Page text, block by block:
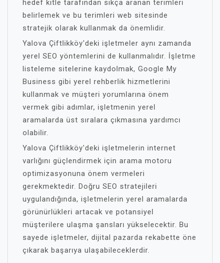
hedef kitle tarafından sıkça aranan terimleri
belirlemek ve bu terimleri web sitesinde
stratejik olarak kullanmak da önemlidir.
Yalova Çiftlikköy'deki işletmeler aynı zamanda
yerel SEO yöntemlerini de kullanmalıdır. İşletme
listeleme sitelerine kaydolmak, Google My
Business gibi yerel rehberlik hizmetlerini
kullanmak ve müşteri yorumlarına önem
vermek gibi adımlar, işletmenin yerel
aramalarda üst sıralara çıkmasına yardımcı
olabilir.
Yalova Çiftlikköy'deki işletmelerin internet
varlığını güçlendirmek için arama motoru
optimizasyonuna önem vermeleri
gerekmektedir. Doğru SEO stratejileri
uygulandığında, işletmelerin yerel aramalarda
görünürlükleri artacak ve potansiyel
müşterilere ulaşma şansları yükselecektir. Bu
sayede işletmeler, dijital pazarda rekabette öne
çıkarak başarıya ulaşabileceklerdir.